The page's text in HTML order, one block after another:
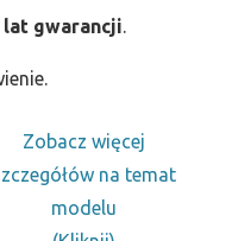
lat gwarancji.
Zobacz więcej
na temat
modelu